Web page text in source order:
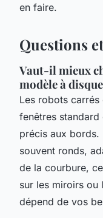
en faire.
Questions
Vaut-il mieux
modèle à
Les robots
fenêtres
précis aux bords.
souvent ronds,
de la courbure,
sur les miroirs ou
dépend de vos